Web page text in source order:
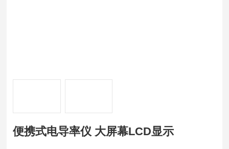
便携式电导率仪 大屏幕LCD显示